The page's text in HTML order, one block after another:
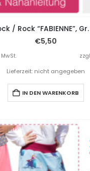
/ Rock “FABIENNE”,
€5,50
Lieferzeit: nicht angegeben
IN DEN WARENKORB